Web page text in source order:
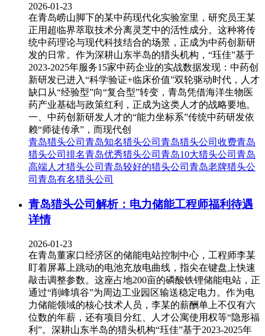
2026-01-23
在青岛崂山脚下的某中药现代化实验室里，研究员王某
正用超临界萃取技术分离灵芝中的活性成分。这种将传
统中药理论与现代科技结合的场景，正成为中药创新研
发的日常。作为深耕山东半岛的猎头机构，“珏佳”基于
2023-2025年服务15家中药企业的实战数据发现：中药创
新研发已进入“科学验证+临床价值”双轮驱动时代，人才
缺口从“经验型”向“复合型”转变，青岛凭借海洋生物医
药产业基础与政策红利，正成为这类人才的战略要地。
一、中药创新研发人才的“能力坐标系”传统中药研发依
赖“师徒传承”，而现代创
青岛猎头公司 青岛知名猎头公司 青岛猎头公司收费青岛
猎头公司排名青岛优秀猎头公司 青岛10大猎头公司 青岛
高端人才猎头公司 青岛较好的猎头公司 青岛老牌猎头公
司 青岛有名猎头公司
青岛猎头公司解析：电力储能工程师福利待遇
详情
2026-01-23
在青岛董家口经济区的储能电站控制中心，工程师李某
盯着屏幕上跳动的电池充放电曲线，指尖在键盘上快速
敲击调整参数。这座占地200亩的磷酸铁锂储能电站，正
通过“削峰填谷”为周边工业园区输送稳定电力。作为电
力储能领域的核心技术人员，李某的薪酬单上不仅有六
位数的年薪，还有项目分红、人才公寓使用权等“隐形福
利”。深耕山东半岛的猎头机构“珏佳”基于2023-2025年